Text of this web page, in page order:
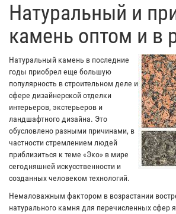
​Натуральный и
камень оптом и в
Натуральный камень в последние
годы приобрел еще большую
популярность в строительном деле и
сфере дизайнерской отделки
интерьеров, экстерьеров и
ландшафтного дизайна. Это
обусловлено разными причинами, в
частности стремлением людей
приблизиться к теме «Эко» в мире
сегодняшней искусственности и
созданных человеком технологий.
Немаловажным фактором в возрастании
натурального камня для перечисленных сфер